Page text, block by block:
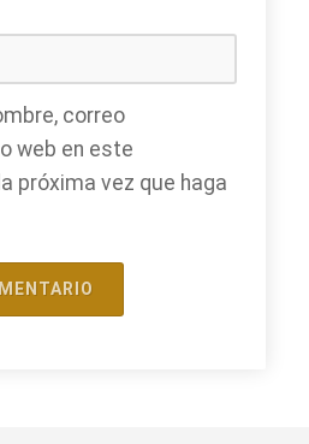
correo
web en este
próxima vez que haga